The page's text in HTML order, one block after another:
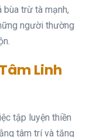
trừ tà mạnh,
người thường
Linh
tập luyện thiền
tâm trí và tăng